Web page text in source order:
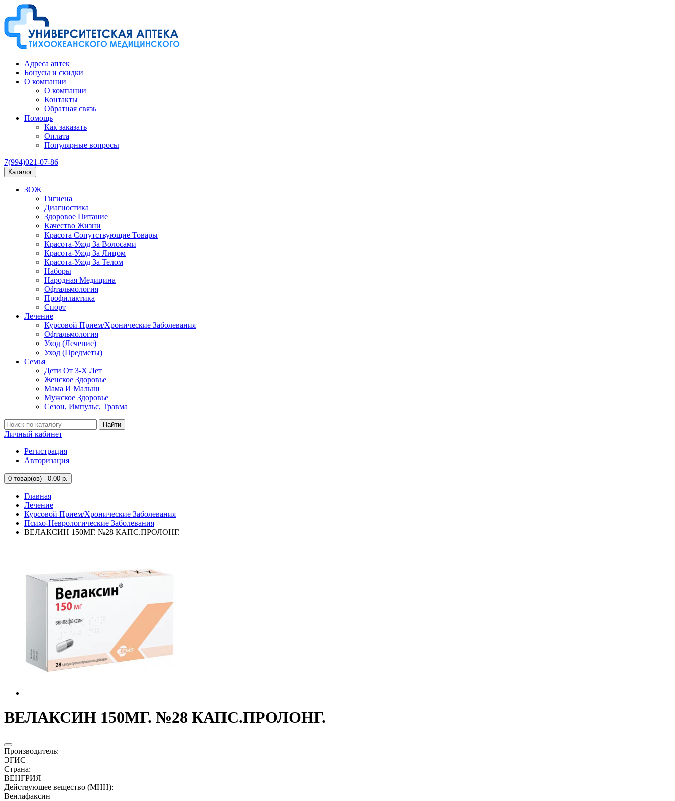
Адреса аптек
Бонусы и скидки
О компании
О компании
Контакты
Обратная связь
Помощь
Как заказать
Оплата
Популярные вопросы
7(994)021-07-86
Каталог
ЗОЖ
Гигиена
Диагностика
Здоровое Питание
Качество Жизни
Красота Сопутствующие Товары
Красота-Уход За Волосами
Красота-Уход За Лицом
Красота-Уход За Телом
Наборы
Народная Медицина
Офтальмология
Профилактика
Спорт
Лечение
Курсовой Прием/Хронические Заболевания
Офтальмология
Уход (Лечение)
Уход (Предметы)
Семья
Дети От 3-Х Лет
Женское Здоровье
Мама И Малыш
Мужское Здоровье
Сезон, Импульс, Травма
Найти
Личный кабинет
Регистрация
Авторизация
0 товар(ов) - 0.00 р.
Главная
Лечение
Курсовой Прием/Хронические Заболевания
Психо-Неврологические Заболевания
ВЕЛАКСИН 150МГ. №28 КАПС.ПРОЛОНГ.
ВЕЛАКСИН 150МГ. №28 КАПС.ПРОЛОНГ.
Производитель:
ЭГИС
Страна:
ВЕНГРИЯ
Действующее вещество (МНН):
Венлафаксин